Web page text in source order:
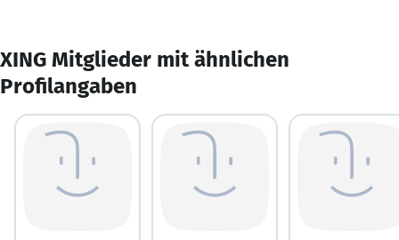
XING Mitglieder mit ähnlichen
Profilangaben